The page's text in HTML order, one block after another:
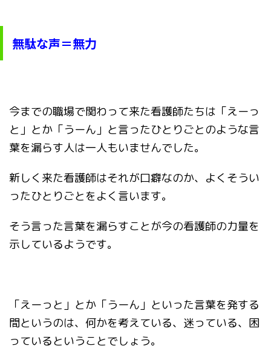
無駄な声＝無力
今までの職場で関わって来た看護師たちは「えーっ
と」とか「うーん」と言ったひとりごとのような言
葉を漏らす人は一人もいませんでした。
新しく来た看護師はそれが口癖なのか、よくそうい
ったひとりごとをよく言います。
そう言った言葉を漏らすことが今の看護師の力量を
示しているようです。
「えーっと」とか「うーん」といった言葉を発する
間というのは、何かを考えている、迷っている、困
っているということでしょう。